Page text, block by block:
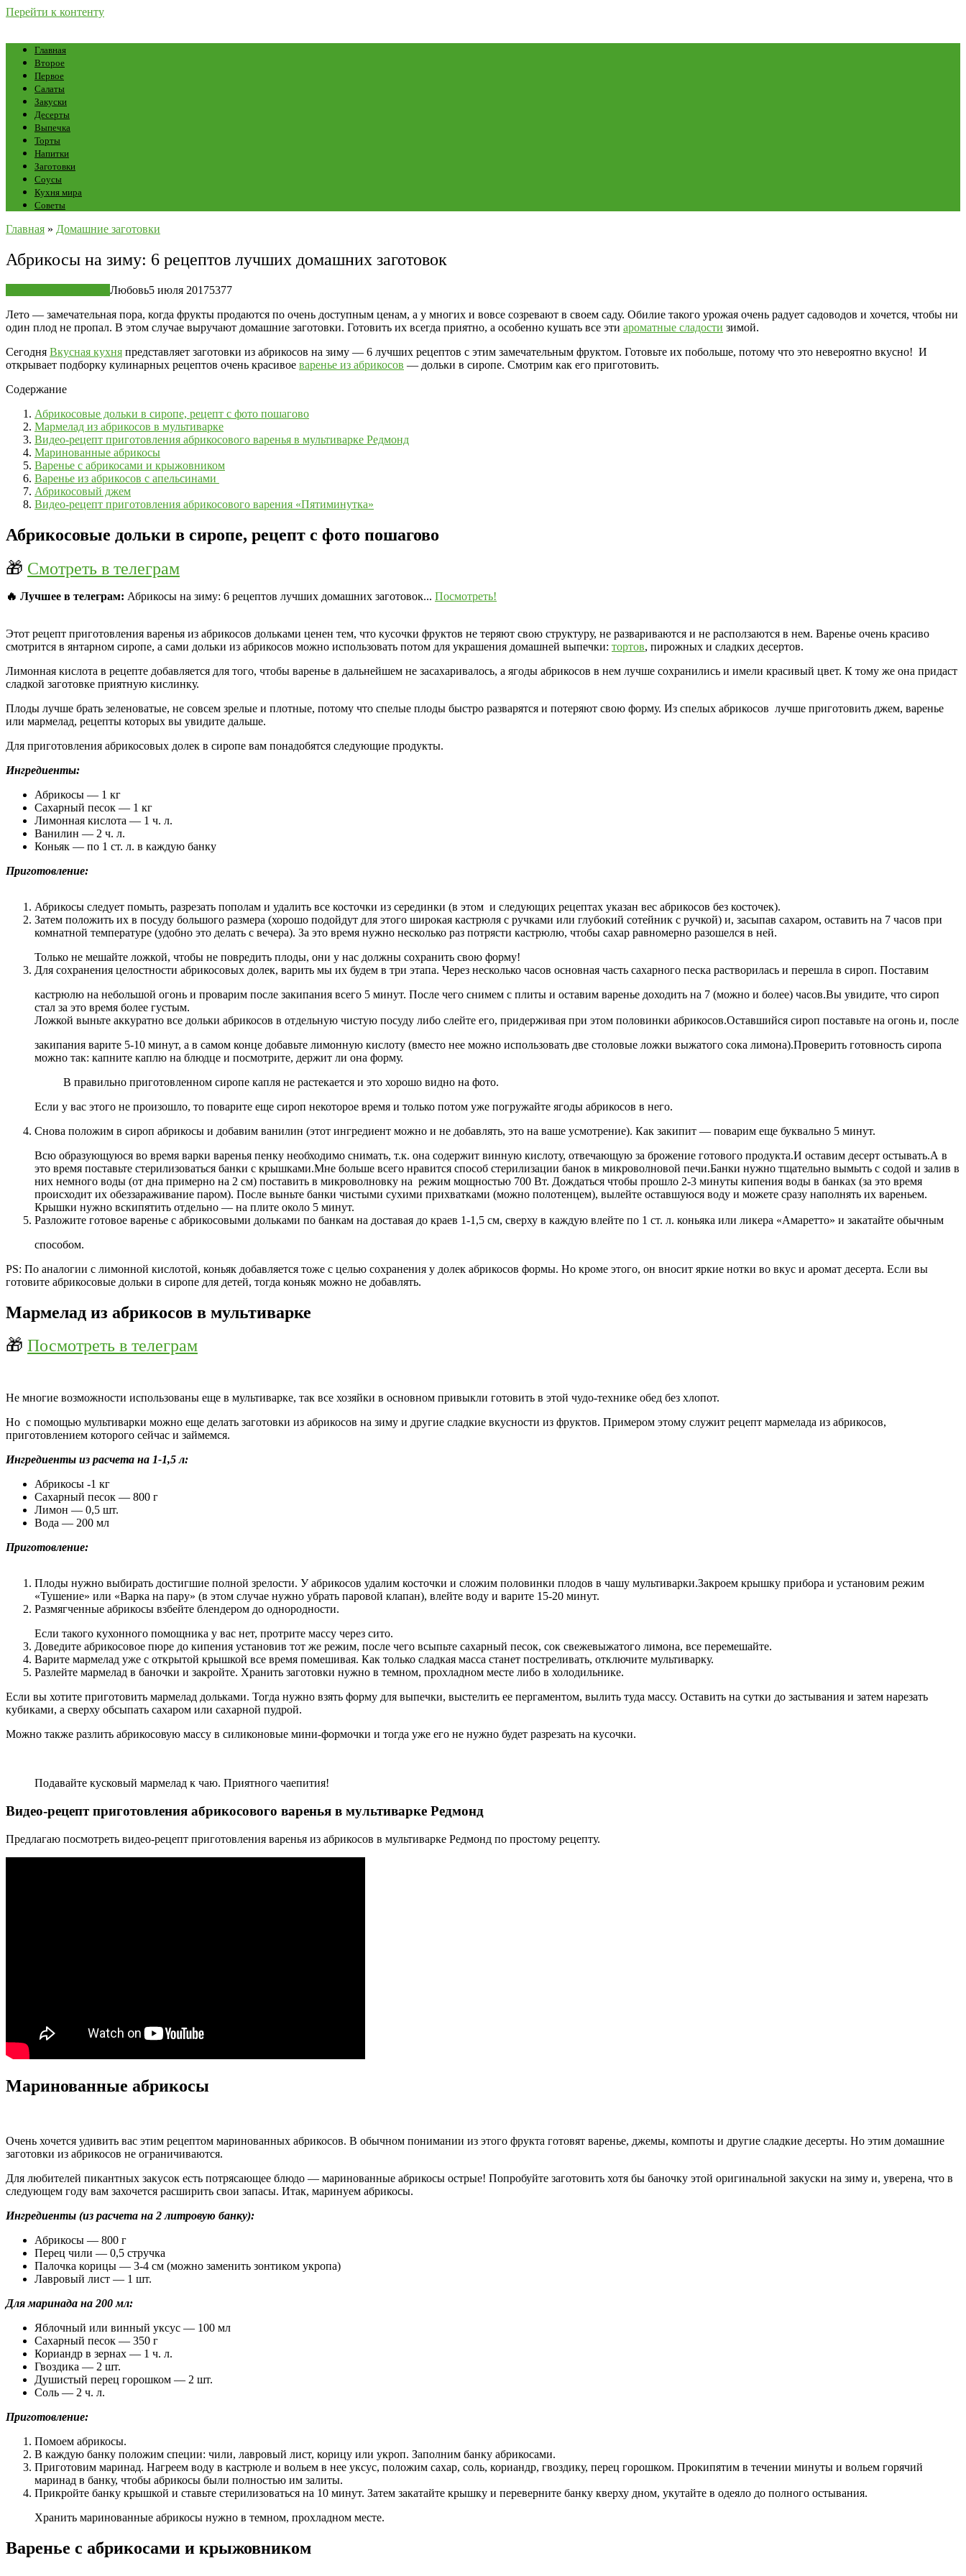
Перейти к контенту
Главная
Второе
Первое
Салаты
Закуски
Десерты
Выпечка
Торты
Напитки
Заготовки
Соусы
Кухня мира
Советы
Главная » Домашние заготовки
Абрикосы на зиму: 6 рецептов лучших домашних заготовок
Любовь5 июля 20175377
Лето — замечательная пора, когда фрукты продаются по очень доступным ценам, а у многих и вовсе созревают в своем саду. Обилие такого урожая очень радует садоводов и хочется, чтобы ни
один плод не пропал. В этом случае выручают домашние заготовки. Готовить их всегда приятно, а особенно кушать все эти ароматные сладости зимой.
Сегодня Вкусная кухня представляет заготовки из абрикосов на зиму — 6 лучших рецептов с этим замечательным фруктом. Готовьте их побольше, потому что это невероятно вкусно! И
открывает подборку кулинарных рецептов очень красивое варенье из абрикосов — дольки в сиропе. Смотрим как его приготовить.
Содержание
Абрикосовые дольки в сиропе, рецепт с фото пошагово
Мармелад из абрикосов в мультиварке
Видео-рецепт приготовления абрикосового варенья в мультиварке Редмонд
Маринованные абрикосы
Варенье с абрикосами и крыжовником
Варенье из абрикосов с апельсинами
Абрикосовый джем
Видео-рецепт приготовления абрикосового варения «Пятиминутка»
Абрикосовые дольки в сиропе, рецепт с фото пошагово
🎁 Смотреть в телеграм
🔥 Лучшее в телеграм: Абрикосы на зиму: 6 рецептов лучших домашних заготовок... Посмотреть!
Этот рецепт приготовления варенья из абрикосов дольками ценен тем, что кусочки фруктов не теряют свою структуру, не развариваются и не расползаются в нем. Варенье очень красиво
смотрится в янтарном сиропе, а сами дольки из абрикосов можно использовать потом для украшения домашней выпечки: тортов, пирожных и сладких десертов.
Лимонная кислота в рецепте добавляется для того, чтобы варенье в дальнейшем не засахаривалось, а ягоды абрикосов в нем лучше сохранились и имели красивый цвет. К тому же она придаст
сладкой заготовке приятную кислинку.
Плоды лучше брать зеленоватые, не совсем зрелые и плотные, потому что спелые плоды быстро разварятся и потеряют свою форму. Из спелых абрикосов лучше приготовить джем, варенье
или мармелад, рецепты которых вы увидите дальше.
Для приготовления абрикосовых долек в сиропе вам понадобятся следующие продукты.
Ингредиенты:
Абрикосы — 1 кг
Сахарный песок — 1 кг
Лимонная кислота — 1 ч. л.
Ванилин — 2 ч. л.
Коньяк — по 1 ст. л. в каждую банку
Приготовление:
Абрикосы следует помыть, разрезать пополам и удалить все косточки из серединки (в этом и следующих рецептах указан вес абрикосов без косточек).
Затем положить их в посуду большого размера (хорошо подойдут для этого широкая кастрюля с ручками или глубокий сотейник с ручкой) и, засыпав сахаром, оставить на 7 часов при
комнатной температуре (удобно это делать с вечера). За это время нужно несколько раз потрясти кастрюлю, чтобы сахар равномерно разошелся в ней.
Только не мешайте ложкой, чтобы не повредить плоды, они у нас должны сохранить свою форму!
Для сохранения целостности абрикосовых долек, варить мы их будем в три этапа. Через несколько часов основная часть сахарного песка растворилась и перешла в сироп. Поставим
кастрюлю на небольшой огонь и проварим после закипания всего 5 минут. После чего снимем с плиты и оставим варенье доходить на 7 (можно и более) часов.Вы увидите, что сироп
стал за это время более густым.
Ложкой выньте аккуратно все дольки абрикосов в отдельную чистую посуду либо слейте его, придерживая при этом половинки абрикосов.Оставшийся сироп поставьте на огонь и, после
закипания варите 5-10 минут, а в самом конце добавьте лимонную кислоту (вместо нее можно использовать две столовые ложки выжатого сока лимона).Проверить готовность сиропа
можно так: капните каплю на блюдце и посмотрите, держит ли она форму.
В правильно приготовленном сиропе капля не растекается и это хорошо видно на фото.
Если у вас этого не произошло, то поварите еще сироп некоторое время и только потом уже погружайте ягоды абрикосов в него.
Снова положим в сироп абрикосы и добавим ванилин (этот ингредиент можно и не добавлять, это на ваше усмотрение). Как закипит — поварим еще буквально 5 минут.
Всю образующуюся во время варки варенья пенку необходимо снимать, т.к. она содержит винную кислоту, отвечающую за брожение готового продукта.И оставим десерт остывать.А в
это время поставьте стерилизоваться банки с крышками.Мне больше всего нравится способ стерилизации банок в микроволновой печи.Банки нужно тщательно вымыть с содой и залив в
них немного воды (от дна примерно на 2 см) поставить в микроволновку на режим мощностью 700 Вт. Дождаться чтобы прошло 2-3 минуты кипения воды в банках (за это время
происходит их обеззараживание паром). После выньте банки чистыми сухими прихватками (можно полотенцем), вылейте оставшуюся воду и можете сразу наполнять их вареньем.
Крышки нужно вскипятить отдельно — на плите около 5 минут.
Разложите готовое варенье с абрикосовыми дольками по банкам на доставая до краев 1-1,5 см, сверху в каждую влейте по 1 ст. л. коньяка или ликера «Амаретто» и закатайте обычным
способом.
PS: По аналогии с лимонной кислотой, коньяк добавляется тоже с целью сохранения у долек абрикосов формы. Но кроме этого, он вносит яркие нотки во вкус и аромат десерта. Если вы
готовите абрикосовые дольки в сиропе для детей, тогда коньяк можно не добавлять.
Мармелад из абрикосов в мультиварке
🎁 Посмотреть в телеграм
Не многие возможности использованы еще в мультиварке, так все хозяйки в основном привыкли готовить в этой чудо-технике обед без хлопот.
Но с помощью мультиварки можно еще делать заготовки из абрикосов на зиму и другие сладкие вкусности из фруктов. Примером этому служит рецепт мармелада из абрикосов,
приготовлением которого сейчас и займемся.
Ингредиенты из расчета на 1-1,5 л:
Абрикосы -1 кг
Сахарный песок — 800 г
Лимон — 0,5 шт.
Вода — 200 мл
Приготовление:
Плоды нужно выбирать достигшие полной зрелости. У абрикосов удалим косточки и сложим половинки плодов в чашу мультиварки.Закроем крышку прибора и установим режим
«Тушение» или «Варка на пару» (в этом случае нужно убрать паровой клапан), влейте воду и варите 15-20 минут.
Размягченные абрикосы взбейте блендером до однородности.
Если такого кухонного помощника у вас нет, протрите массу через сито.
Доведите абрикосовое пюре до кипения установив тот же режим, после чего всыпьте сахарный песок, сок свежевыжатого лимона, все перемешайте.
Варите мармелад уже с открытой крышкой все время помешивая. Как только сладкая масса станет постреливать, отключите мультиварку.
Разлейте мармелад в баночки и закройте. Хранить заготовки нужно в темном, прохладном месте либо в холодильнике.
Если вы хотите приготовить мармелад дольками. Тогда нужно взять форму для выпечки, выстелить ее пергаментом, вылить туда массу. Оставить на сутки до застывания и затем нарезать
кубиками, а сверху обсыпать сахаром или сахарной пудрой.
Можно также разлить абрикосовую массу в силиконовые мини-формочки и тогда уже его не нужно будет разрезать на кусочки.
Подавайте кусковый мармелад к чаю. Приятного чаепития!
Видео-рецепт приготовления абрикосового варенья в мультиварке Редмонд
Предлагаю посмотреть видео-рецепт приготовления варенья из абрикосов в мультиварке Редмонд по простому рецепту.
Маринованные абрикосы
Очень хочется удивить вас этим рецептом маринованных абрикосов. В обычном понимании из этого фрукта готовят варенье, джемы, компоты и другие сладкие десерты. Но этим домашние
заготовки из абрикосов не ограничиваются.
Для любителей пикантных закусок есть потрясающее блюдо — маринованные абрикосы острые! Попробуйте заготовить хотя бы баночку этой оригинальной закуски на зиму и, уверена, что в
следующем году вам захочется расширить свои запасы. Итак, маринуем абрикосы.
Ингредиенты (из расчета на 2 литровую банку):
Абрикосы — 800 г
Перец чили — 0,5 стручка
Палочка корицы — 3-4 см (можно заменить зонтиком укропа)
Лавровый лист — 1 шт.
Для маринада на 200 мл:
Яблочный или винный уксус — 100 мл
Сахарный песок — 350 г
Кориандр в зернах — 1 ч. л.
Гвоздика — 2 шт.
Душистый перец горошком — 2 шт.
Соль — 2 ч. л.
Приготовление:
Помоем абрикосы.
В каждую банку положим специи: чили, лавровый лист, корицу или укроп. Заполним банку абрикосами.
Приготовим маринад. Нагреем воду в кастрюле и вольем в нее уксус, положим сахар, соль, кориандр, гвоздику, перец горошком. Прокипятим в течении минуты и вольем горячий
маринад в банку, чтобы абрикосы были полностью им залиты.
Прикройте банку крышкой и ставьте стерилизоваться на 10 минут. Затем закатайте крышку и переверните банку кверху дном, укутайте в одеяло до полного остывания.
Хранить маринованные абрикосы нужно в темном, прохладном месте.
Варенье с абрикосами и крыжовником